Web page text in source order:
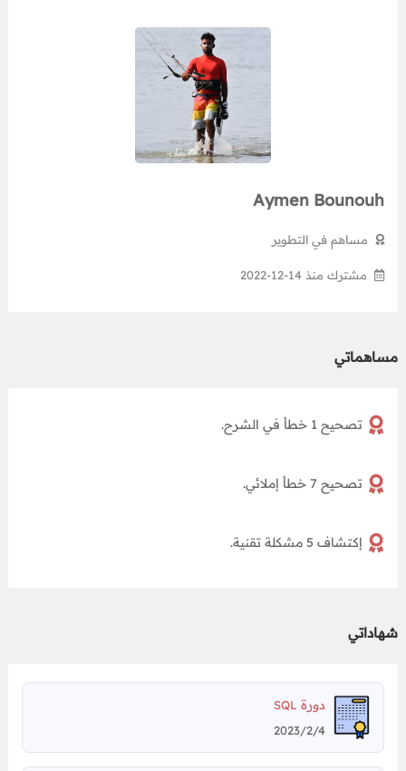
Aymen Bounouh
مساهم في التطوير
مشترك منذ 14-12-2022
مساهماتي
تصحيح 1 خطأ في الشرح.
تصحيح 7 خطأ إملائي.
إكتشاف 5 مشكلة تقنية.
شهاداتي
دورة SQL
2023/2/4